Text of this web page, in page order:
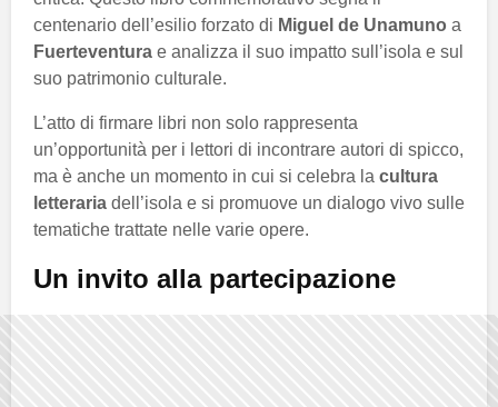
centenario dell’esilio forzato di Miguel de Unamuno a
Fuerteventura e analizza il suo impatto sull’isola e sul
suo patrimonio culturale.
L’atto di firmare libri non solo rappresenta
un’opportunità per i lettori di incontrare autori di spicco,
ma è anche un momento in cui si celebra la cultura
letteraria dell’isola e si promuove un dialogo vivo sulle
tematiche trattate nelle varie opere.
Un invito alla partecipazione